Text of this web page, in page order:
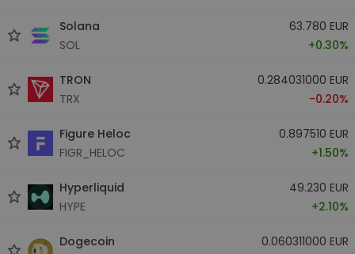
Solana
SOL
63.780 EUR
+0.30%
TRON
TRX
0.284031000 EUR
-0.20%
Figure Heloc
FIGR_HELOC
0.897510 EUR
+1.50%
Hyperliquid
HYPE
49.230 EUR
+2.10%
Dogecoin
0.060311000 EUR